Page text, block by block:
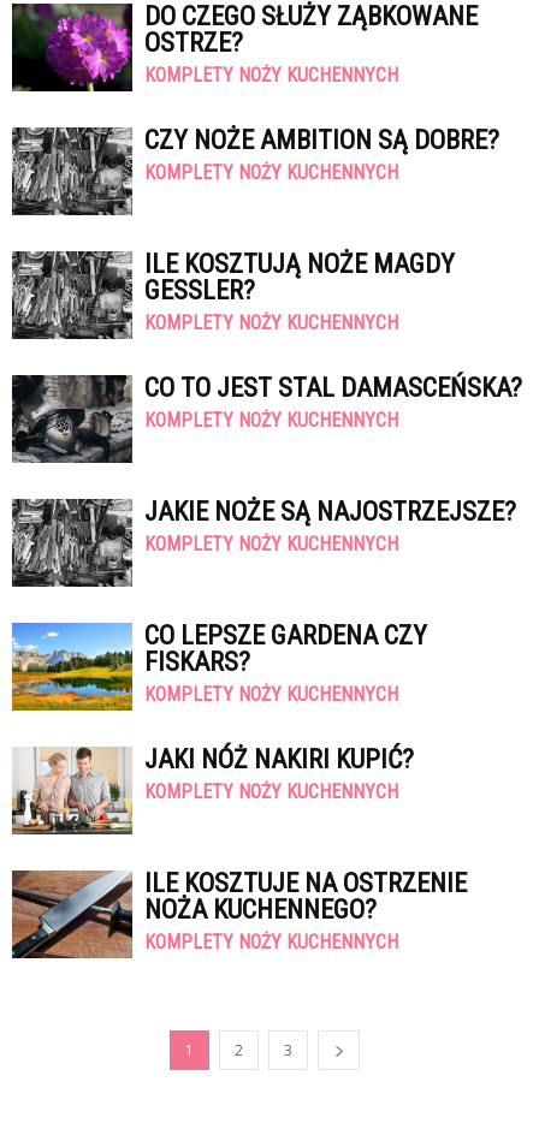
DO CZEGO SŁUŻY ZĄBKOWANE
OSTRZE?
KOMPLETY NOŻY KUCHENNYCH
CZY NOŻE AMBITION SĄ DOBRE?
KOMPLETY NOŻY KUCHENNYCH
ILE KOSZTUJĄ NOŻE MAGDY
GESSLER?
KOMPLETY NOŻY KUCHENNYCH
CO TO JEST STAL DAMASCEŃSKA?
KOMPLETY NOŻY KUCHENNYCH
JAKIE NOŻE SĄ NAJOSTRZEJSZE?
KOMPLETY NOŻY KUCHENNYCH
CO LEPSZE GARDENA CZY
FISKARS?
KOMPLETY NOŻY KUCHENNYCH
JAKI NÓŻ NAKIRI KUPIĆ?
KOMPLETY NOŻY KUCHENNYCH
ILE KOSZTUJE NA OSTRZENIE
NOŻA KUCHENNEGO?
KOMPLETY NOŻY KUCHENNYCH
1 2 3